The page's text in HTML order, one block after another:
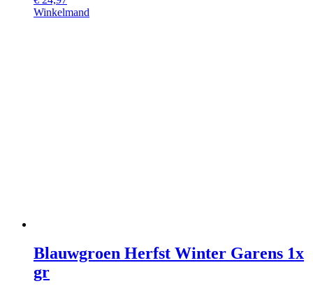
Winkelmand
Blauwgroen Herfst Winter Garens 1x
gr